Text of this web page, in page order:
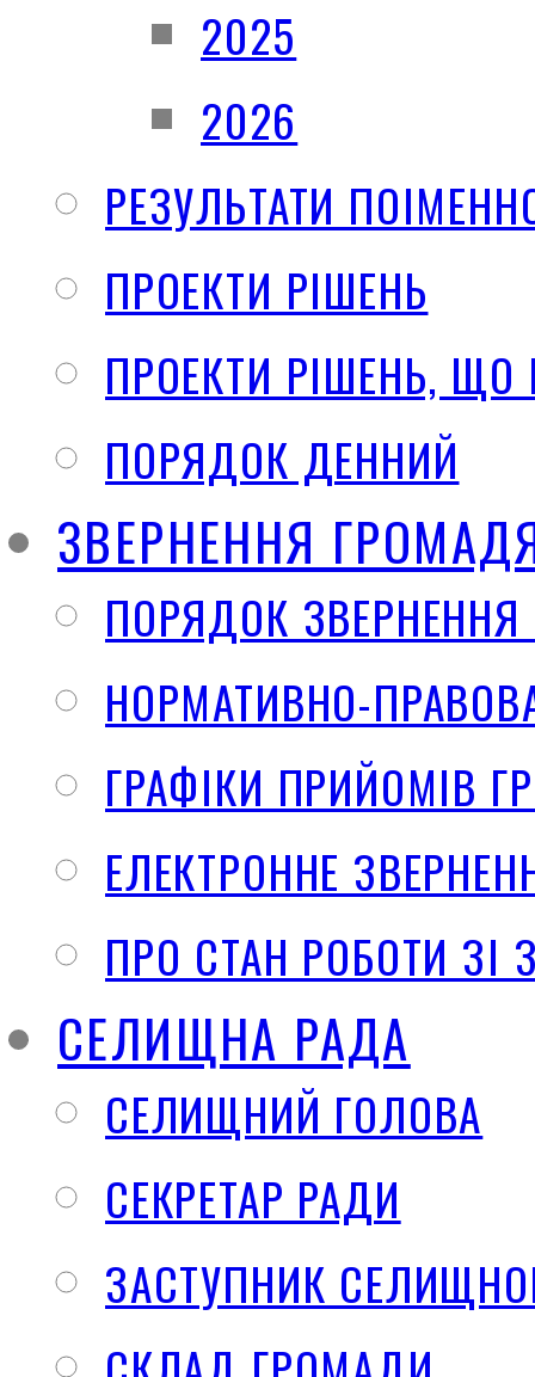
2025
2026
РЕЗУЛЬТАТИ
ПРОЕКТИ РІШЕНЬ
ПРОЕКТИ РІШЕНЬ,
ПОРЯДОК ДЕННИЙ
ЗВЕРНЕННЯ
ПОРЯДОК
НОРМАТИВНО-
ГРАФІКИ ПРИЙОМІВ
ЕЛЕКТРОННЕ
ПРО СТАН РОБОТИ
СЕЛИЩНА РАДА
СЕЛИЩНИЙ ГОЛОВА
СЕКРЕТАР РАДИ
ЗАСТУПНИК